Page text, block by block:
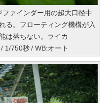
ァインダー用の超大口径中
る。フローティング機構が入
は落ちない。ライカ
1/750秒 / WB:オート